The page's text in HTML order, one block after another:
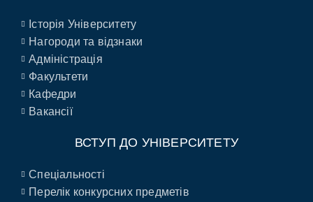
Історія Університету
Нагороди та відзнаки
Адміністрація
Факультети
Кафедри
Вакансії
ВСТУП ДО УНІВЕРСИТЕТУ
Спеціальності
Перелік конкурсних предметів